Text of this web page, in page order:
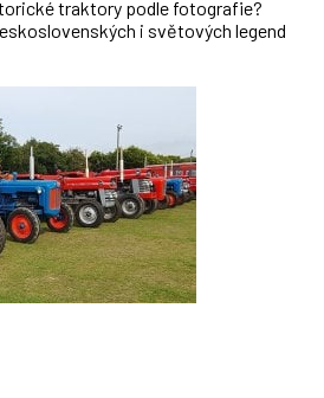
traktory podle fotografie?
i světových legend